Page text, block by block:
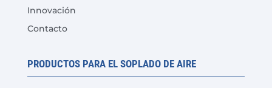
Innovación
Contacto
PRODUCTOS PARA EL SOPLADO DE AIRE